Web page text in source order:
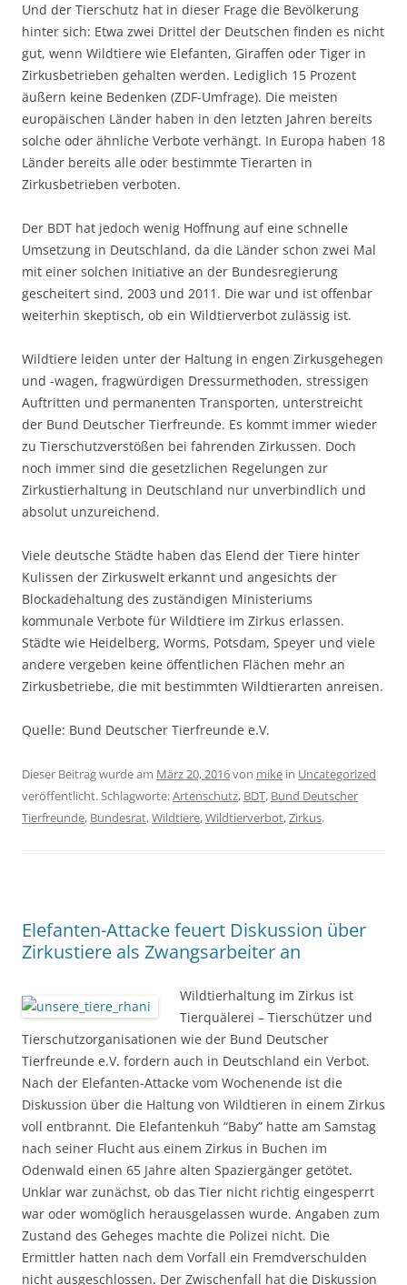
Und der Tierschutz hat in dieser Frage die Bevölkerung
hinter sich: Etwa zwei Drittel der Deutschen finden es nicht
gut, wenn Wildtiere wie Elefanten, Giraffen oder Tiger in
Zirkusbetrieben gehalten werden. Lediglich 15 Prozent
äußern keine Bedenken (ZDF-Umfrage). Die meisten
europäischen Länder haben in den letzten Jahren bereits
solche oder ähnliche Verbote verhängt. In Europa haben 18
Länder bereits alle oder bestimmte Tierarten in
Zirkusbetrieben verboten.
Der BDT hat jedoch wenig Hoffnung auf eine schnelle
Umsetzung in Deutschland, da die Länder schon zwei Mal
mit einer solchen Initiative an der Bundesregierung
gescheitert sind, 2003 und 2011. Die war und ist offenbar
weiterhin skeptisch, ob ein Wildtierverbot zulässig ist.
Wildtiere leiden unter der Haltung in engen Zirkusgehegen
und -wagen, fragwürdigen Dressurmethoden, stressigen
Auftritten und permanenten Transporten, unterstreicht
der Bund Deutscher Tierfreunde. Es kommt immer wieder
zu Tierschutzverstößen bei fahrenden Zirkussen. Doch
noch immer sind die gesetzlichen Regelungen zur
Zirkustierhaltung in Deutschland nur unverbindlich und
absolut unzureichend.
Viele deutsche Städte haben das Elend der Tiere hinter
Kulissen der Zirkuswelt erkannt und angesichts der
Blockadehaltung des zuständigen Ministeriums
kommunale Verbote für Wildtiere im Zirkus erlassen.
Städte wie Heidelberg, Worms, Potsdam, Speyer und viele
andere vergeben keine öffentlichen Flächen mehr an
Zirkusbetriebe, die mit bestimmten Wildtierarten anreisen.
Quelle: Bund Deutscher Tierfreunde e.V.
Dieser Beitrag wurde am März 20, 2016von mike in Uncategorized
veröffentlicht. Schlagworte:Artenschutz, BDT, Bund Deutscher
Tierfreunde, Bundesrat,Wildtiere,Wildtierverbot,Zirkus.
Elefanten-Attacke feuert Diskussion über
Zirkustiere als Zwangsarbeiter an
Wildtierhaltung im Zirkus ist
Tierquälerei – Tierschützer und
Tierschutzorganisationen wie der Bund Deutscher
Tierfreunde e.V. fordern auch in Deutschland ein Verbot.
Nach der Elefanten-Attacke vom Wochenende ist die
Diskussion über die Haltung von Wildtieren in einem Zirkus
voll entbrannt. Die Elefantenkuh “Baby” hatte am Samstag
nach seiner Flucht aus einem Zirkus in Buchen im
Odenwald einen 65 Jahre alten Spaziergänger getötet.
Unklar war zunächst, ob das Tier nicht richtig eingesperrt
war oder womöglich herausgelassen wurde. Angaben zum
Zustand des Geheges machte die Polizei nicht. Die
Ermittler hatten nach dem Vorfall ein Fremdverschulden
nicht ausgeschlossen. Der Zwischenfall hat die Diskussion